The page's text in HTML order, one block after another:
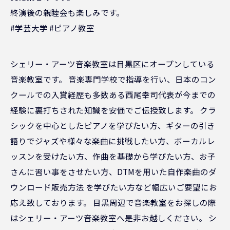
終演後の親睦会も楽しみです。
#学芸大学 #ピアノ教室
シェリー・アーツ音楽教室は目黒区にオープンしている
音楽教室です。 音楽専門学校で指導を行い、日本のコン
クールでの入賞経歴も多数ある西尾幸司代表が今までの
経験に裏打ちされた知識を安価でご伝授致します。 クラ
シックを中心としたピアノを学びたい方、ギターの引き
語りでジャズや様々な楽曲に挑戦したい方、ボーカルレ
ッスンを受けたい方、作曲を基礎から学びたい方、お子
さんに習い事をさせたい方、DTMを用いた自作楽曲のダ
ウンロード販売方法 を学びたい方など幅広いご要望にお
応え致しております。 目黒周辺で音楽教室をお探しの際
はシェリー・アーツ音楽教室へ是非お越しください。 シ